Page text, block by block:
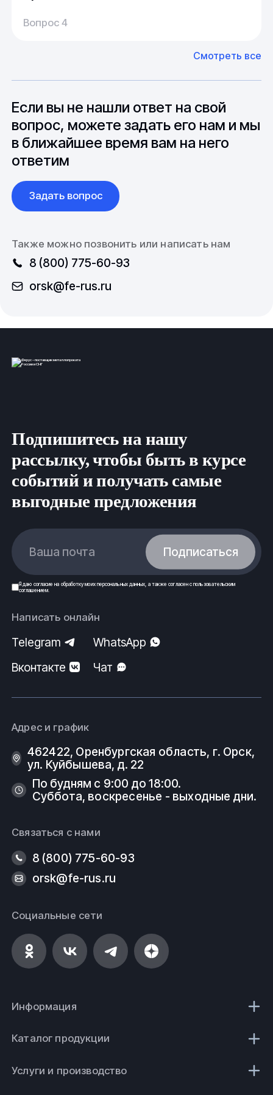
20-25 дней, но в зависимости от различных
может быть сокращен до 1 недели.
до 6 месяцев производства.
У нас большой опыт поставок из Европы и
Азии. Через наших партнеров мы сможем
вопросы связанные с документацией и
международной логистикой.
Вопрос 4
Смотреть все
Если вы не нашли ответ на свой
вопрос, можете задать его нам и мы
в ближайшее время вам на него
ответим
Задать вопрос
Также можно позвонить или написать нам
8 (800) 775-60-93
orsk@fe-rus.ru
Подпишитесь на нашу
рассылку, чтобы быть в курсе
событий и получать самые
выгодные предложения
Ваша почта Подписаться
Я даю согласие на обработку моих персональных данных , а также согласен спользовательским
соглашением.
Написать онлайн
Telegram
WhatsApp
Вконтакте
Чат
Адрес и график
462422, Оренбургская область, г. Орск,
ул. Куйбышева, д. 22
По будням с 9:00 до 18:00.
Суббота, воскресенье - выходные дни.
Связаться с нами
8 (800) 775-60-93
orsk@fe-rus.ru
Социальные сети
Информация
Каталог продукции
Услуги и производство